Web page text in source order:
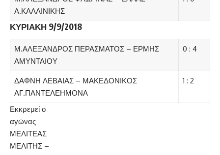
Α.ΚΑΛΛΙΝΙΚΗΣ
ΚΥΡΙΑΚΗ 9/9/2018
Μ.ΑΛΕΞΑΝΔΡΟΣ ΠΕΡΑΣΜΑΤΟΣ – ΕΡΜΗΣ
ΑΜΥΝΤΑΙΟΥ
0 : 4
ΔΑΦΝΗ ΛΕΒΑΙΑΣ – ΜΑΚΕΔΟΝΙΚΟΣ
ΑΓ.ΠΑΝΤΕΛΕΗΜΟΝΑ
1 : 2
Εκκρεμεί ο
αγώνας
ΜΕΛΙΤΕΑΣ
ΜΕΛΙΤΗΣ – ΙΤΕΑ ΙΤΕΑΣ για τη διεξαγωγή του οποίου θα